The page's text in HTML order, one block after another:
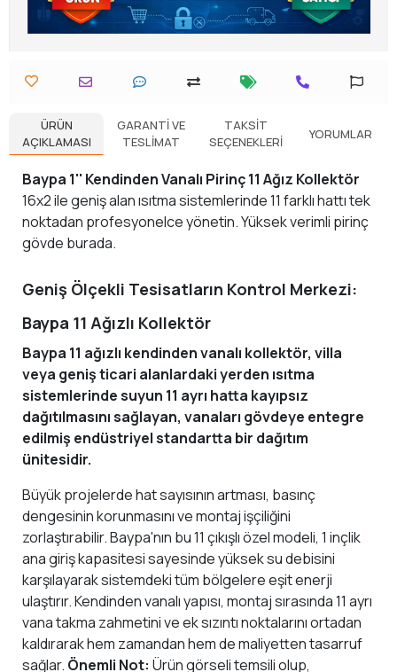
ÜRÜN
AÇIKLAMASI
GARANTI VE
TESLIMAT
TAKSIT
SEÇENEKLERI
YORUMLAR
Baypa 1'' Kendinden Vanalı Pirinç 11 Ağız Kollektör
16x2 ile geniş alan ısıtma sistemlerinde 11 farklı hattı tek
noktadan profesyonelce yönetin. Yüksek verimli pirinç
gövde burada.
Geniş Ölçekli Tesisatların Kontrol Merkezi:
Baypa 11 Ağızlı Kollektör
Baypa 11 ağızlı kendinden vanalı kollektör, villa
veya geniş ticari alanlardaki yerden ısıtma
sistemlerinde suyun 11 ayrı hatta kayıpsız
dağıtılmasını sağlayan, vanaları gövdeye entegre
edilmiş endüstriyel standartta bir dağıtım
ünitesidir.
Büyük projelerde hat sayısının artması, basınç
dengesinin korunmasını ve montaj işçiliğini
zorlaştırabilir. Baypa'nın bu 11 çıkışlı özel modeli, 1 inçlik
ana giriş kapasitesi sayesinde yüksek su debisini
karşılayarak sistemdeki tüm bölgelere eşit enerji
ulaştırır. Kendinden vanalı yapısı, montaj sırasında 11 ayrı
vana takma zahmetini ve ek sızıntı noktalarını ortadan
kaldırarak hem zamandan hem de maliyetten tasarruf
sağlar. Önemli Not: Ürün görseli temsili olup,